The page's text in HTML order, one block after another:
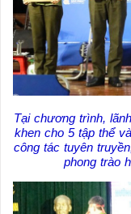
Tại chương trình,
khen cho 5 tập thể
công tác tuyên
phong trào